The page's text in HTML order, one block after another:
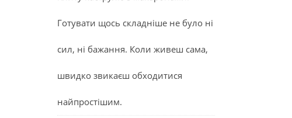
Готувати щось складніше не було ні
сил, ні бажання. Коли живеш сама,
швидко звикаєш обходитися
найпростішим.